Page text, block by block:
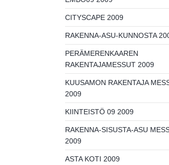
CITYSCAPE 2009
RAKENNA-ASU-KUNNOSTA
PERÄMERENKAAREN
RAKENTAJAMESSUT 2009
KUUSAMON RAKENTAJA
2009
KIINTEISTÖ 09 2009
RAKENNA-SISUSTA-ASU
2009
ASTA KOTI 2009